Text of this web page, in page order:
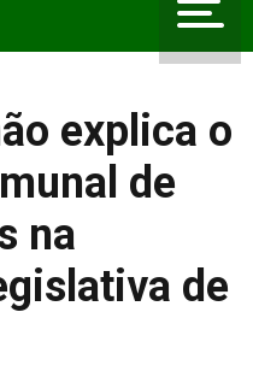
explica o
de
na
de